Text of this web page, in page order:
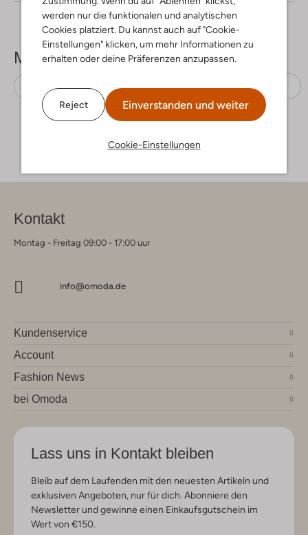
werden nur die funktionalen und analytischen
Cookies platziert. Du kannst auch auf "Cookie-
Einstellungen" klicken, um mehr Informationen zu
erhalten oder deine Präferenzen anzupassen.
Reject Einverstanden und weiter
Cookie-Einstellungen
Mehr sehen
Sneaker Low Tommy Hilfiger Stoff-Textil
Kontakt
Montag - Freitag 09:00 - 17:00 uur
info@omoda.de
Kundenservice
Account
Fashion News
bei Omoda
Lass uns in Kontakt bleiben
Bleib auf dem Laufenden mit den neuesten Artikeln und
exklusiven Angeboten, nur für dich. Abonniere den
Newsletter und gewinne einen Einkaufsgutschein im
Wert von €150.